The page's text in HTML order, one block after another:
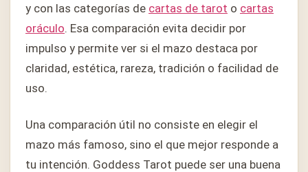
y con las categorías de cartas de tarot o cartas
oráculo. Esa comparación evita decidir por
impulso y permite ver si el mazo destaca por
claridad, estética, rareza, tradición o facilidad de
uso.
Una comparación útil no consiste en elegir el
mazo más famoso, sino el que mejor responde a
tu intención. Goddess Tarot puede ser una buena